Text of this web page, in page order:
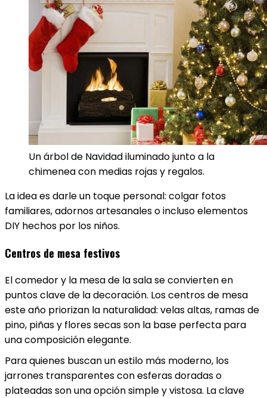
Un árbol de Navidad iluminado junto a la
chimenea con medias rojas y regalos.
La idea es darle un toque personal: colgar fotos
familiares, adornos artesanales o incluso elementos
DIY hechos por los niños.
Centros de mesa festivos
El comedor y la mesa de la sala se convierten en
puntos clave de la decoración. Los centros de mesa
este año priorizan la naturalidad: velas altas, ramas de
pino, piñas y flores secas son la base perfecta para
una composición elegante.
Para quienes buscan un estilo más moderno, los
jarrones transparentes con esferas doradas o
plateadas son una opción simple y vistosa. La clave